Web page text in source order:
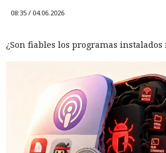
08:35 / 04.06.2026
¿Son fiables los programas